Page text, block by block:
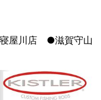
屋川店 ●滋賀守山